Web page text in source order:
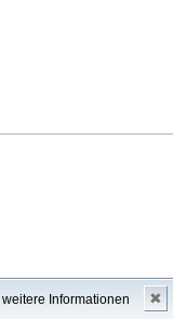
weitere Informationen ✖